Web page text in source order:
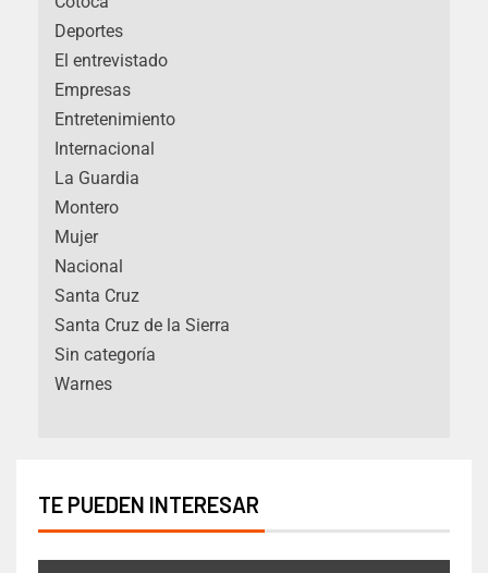
Deportes
El entrevistado
Empresas
Entretenimiento
Internacional
La Guardia
Montero
Mujer
Nacional
Santa Cruz
Santa Cruz de la Sierra
Sin categoría
Warnes
TE PUEDEN INTERESAR